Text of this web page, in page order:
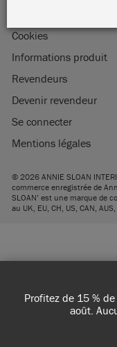
Profitez de 15 %
août.
Cookies
Informations produit
Revendeurs
Devenir revendeur
Se connecter
Mentions légales
© 2026 ANNIE SLOAN
commerce enregistrée de
SLOAN’ est une marque de
au UK, EU, CH, US, CAN,